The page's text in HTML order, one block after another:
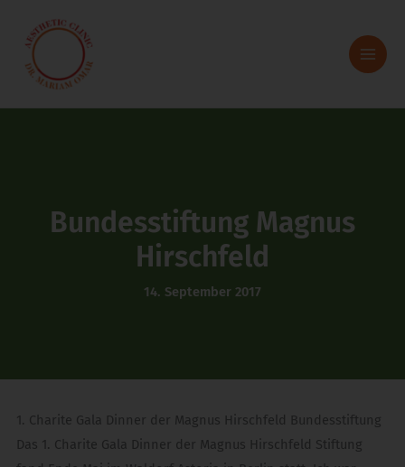
Inhalt
springen
Bundesstiftung Magnus
Hirschfeld
14. September 2017
1. Charite Gala Dinner der Magnus Hirschfeld Bundesstiftung
Das 1. Charite Gala Dinner der Magnus Hirschfeld Stiftung